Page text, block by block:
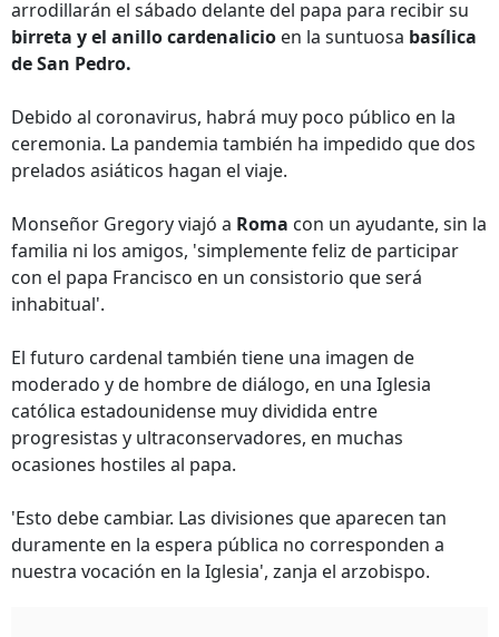
arrodillarán el sábado delante del papa para recibir su
birreta y el anillo cardenalicio en la suntuosa basílica
de San Pedro.
Debido al coronavirus, habrá muy poco público en la
ceremonia. La pandemia también ha impedido que dos
prelados asiáticos hagan el viaje.
Monseñor Gregory viajó a Roma con un ayudante, sin la
familia ni los amigos, 'simplemente feliz de participar
con el papa Francisco en un consistorio que será
inhabitual'.
El futuro cardenal también tiene una imagen de
moderado y de hombre de diálogo, en una Iglesia
católica estadounidense muy dividida entre
progresistas y ultraconservadores, en muchas
ocasiones hostiles al papa.
'Esto debe cambiar. Las divisiones que aparecen tan
duramente en la espera pública no corresponden a
nuestra vocación en la Iglesia', zanja el arzobispo.